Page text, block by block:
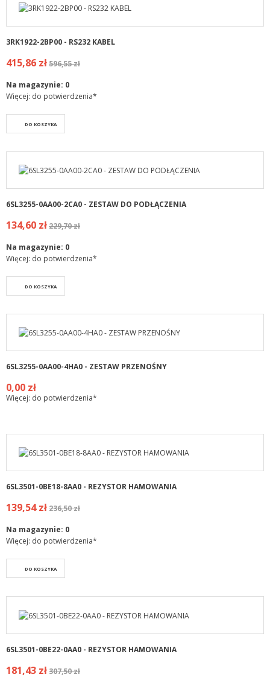
3RK1922-2BP00 - RS232 KABEL
415,86 zł596,55 zł
Na magazynie: 0
Więcej: do potwierdzenia*
DO KOSZYKA
6SL3255-0AA00-2CA0 - ZESTAW DO PODŁĄCZENIA
134,60 zł229,70 zł
Na magazynie: 0
Więcej: do potwierdzenia*
DO KOSZYKA
6SL3255-0AA00-4HA0 - ZESTAW PRZENOŚNY
0,00 zł
Więcej: do potwierdzenia*
6SL3501-0BE18-8AA0 - REZYSTOR HAMOWANIA
139,54 zł236,50 zł
Na magazynie: 0
Więcej: do potwierdzenia*
DO KOSZYKA
6SL3501-0BE22-0AA0 - REZYSTOR HAMOWANIA
181,43 zł307,50 zł